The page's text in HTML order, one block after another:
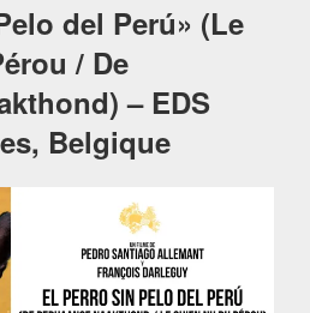
del Perú» (Le
/ De
– EDS
Belgique